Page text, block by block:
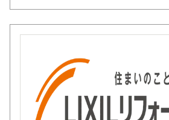
に対応してきた実績があります。
部分的なリフォームから建物全体の
だわり抜く姿勢と確かな技術で、お客
いたします